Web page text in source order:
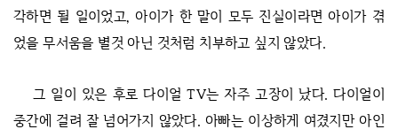
각하면 될 일이었고, 아이가 한 말이 모두 진실이라면 아이가 겪
었을 무서움을 별것 아닌 것처럼 치부하고 싶지 않았다.
그 일이 있은 후로 다이얼 TV는 자주 고장이 났다. 다이얼이
중간에 걸려 잘 넘어가지 않았다. 아빠는 이상하게 여겼지만 아인